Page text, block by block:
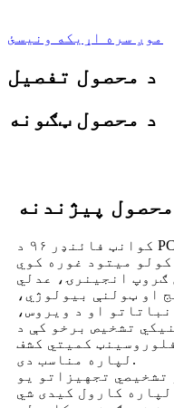
موږ سره اړیکه ونیسئ
د محصول تفصیل
د محصول ټګونه
پیژندنه
کوانټ فائنډر ۹۶ د PCR ټیمپلیټ تحلیل لپاره د
میتود غوره کوي
ګروپ انجینرۍ، عدلي
او ټولنې بیولوژي،
او د ویروس،
تشخیص برخو کې د
کمیتي کشف
لپاره مناسب دی.
د ان ویټرو تشخیصي تجهیزاتو یو